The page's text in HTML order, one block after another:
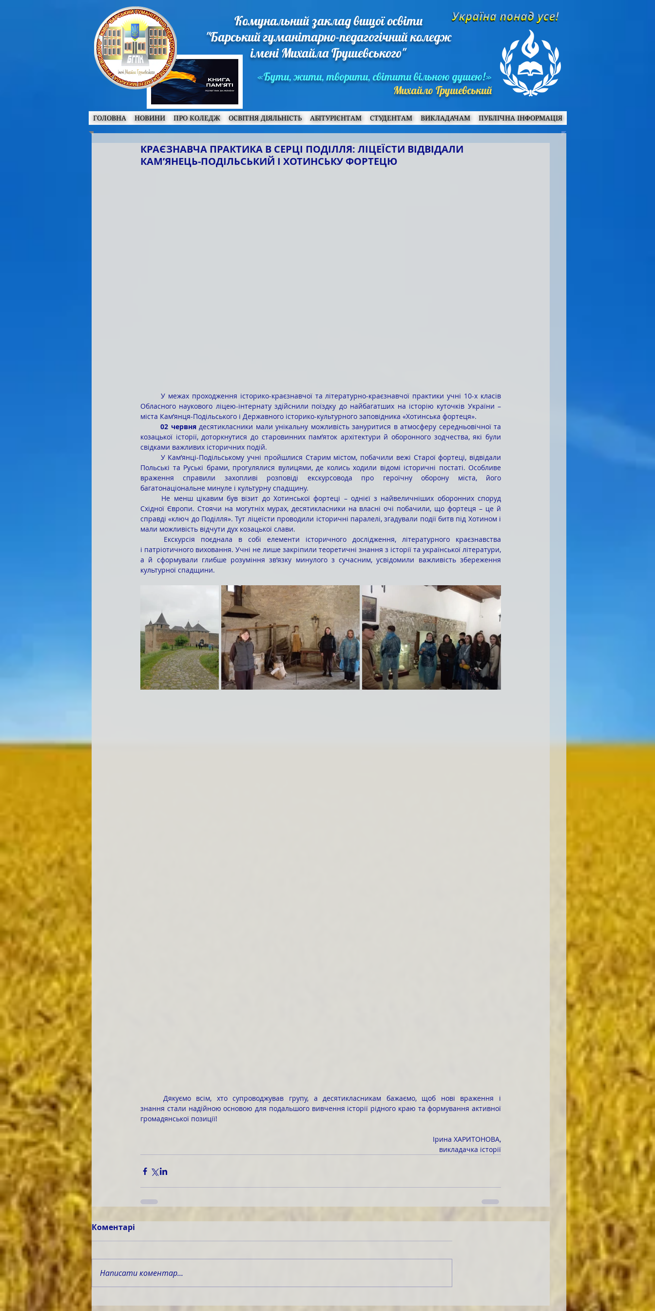
Комунальний заклад вищої освіти
"Барський гуманітарно-педагогічний коледж
імені Михайла Грушевського"
«Бути, жити, творити, світити вільною душею!»
Михайло Грушевський
ГОЛОВНА НОВИНИ ПРО КОЛЕДЖ ОСВІТНЯ ДІЯЛЬНІСТЬ АБІТУРІЄНТАМ СТУДЕНТАМ ВИКЛАДАЧАМ ПУБЛІЧНА ІНФОРМАЦІЯ
КРАЄЗНАВЧА ПРАКТИКА В СЕРЦІ ПОДІЛЛЯ: ЛІЦЕЇСТИ ВІДВІДАЛИ
КАМ’ЯНЕЦЬ-ПОДІЛЬСЬКИЙ І ХОТИНСЬКУ ФОРТЕЦЮ
Обласного наукового ліцею-інтернату здійснили поїздку до найбагатших на історію куточків України –
міста Кам’янця-Подільського і Державного історико-культурного заповідника «Хотинська фортеця».
	02 червня
десятикласники мали унікальну можливість зануритися в атмосферу середньовічної та
козацької історії, доторкнутися до старовинних пам’яток архітектури й оборонного зодчества, які були
свідками важливих історичних подій.
Польські та Руські брами, прогулялися вулицями, де колись ходили відомі історичні постаті. Особливе
враження справили захопливі розповіді екскурсовода про героїчну оборону міста, його
багатонаціональне минуле і культурну спадщину.
Східної Європи. Стоячи на могутніх мурах, десятикласники на власні очі побачили, що фортеця – це й
справді «ключ до Поділля». Тут ліцеїсти проводили історичні паралелі, згадували події битв під Хотином і
мали можливість відчути дух козацької слави.
і патріотичного виховання. Учні не лише закріпили теоретичні знання з історії та української літератури,
а й сформували глибше розуміння зв’язку минулого з сучасним, усвідомили важливість збереження
культурної спадщини.
знання стали надійною основою для подальшого вивчення історії рідного краю та формування активної
громадянської позиції!
Ірина ХАРИТОНОВА,
викладачка історії
Коментарі
Написати коментар...